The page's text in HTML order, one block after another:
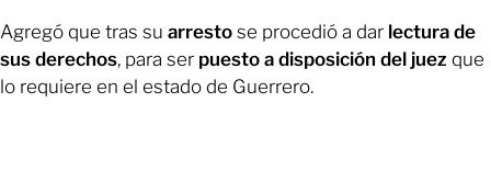
Agregó que tras su arresto se procedió a dar lectura de
sus derechos, para ser puesto a disposición del juez que
lo requiere en el estado de Guerrero.